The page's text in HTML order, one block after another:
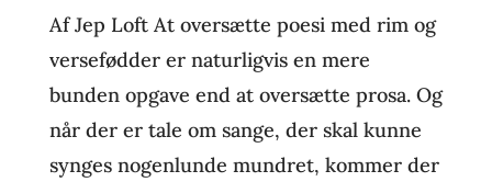
Af Jep Loft At oversætte poesi med rim og
versefødder er naturligvis en mere
bunden opgave end at oversætte prosa. Og
når der er tale om sange, der skal kunne
synges nogenlunde mundret, kommer der